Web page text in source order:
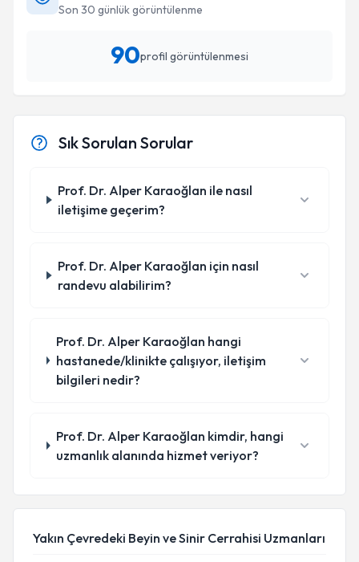
Son 30 günlük görüntülenme
90profil görüntülenmesi
Sık Sorulan Sorular
Prof. Dr. Alper Karaoğlan ile nasıl
iletişime geçerim?
Prof. Dr. Alper Karaoğlan için nasıl
randevu alabilirim?
Prof. Dr. Alper Karaoğlan hangi
hastanede/klinikte çalışıyor, iletişim
bilgileri nedir?
Prof. Dr. Alper Karaoğlan kimdir, hangi
uzmanlık alanında hizmet veriyor?
Yakın Çevredeki Beyin ve Sinir Cerrahisi Uzmanları